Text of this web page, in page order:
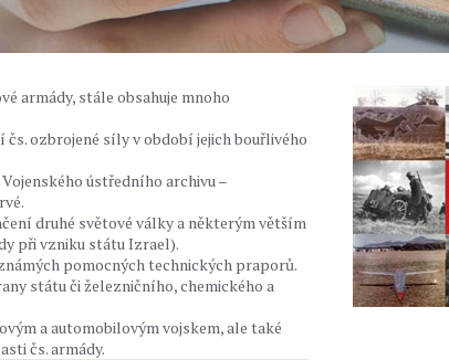
armády, stále obsahuje mnoho
ozbrojené síly v období jejich bouřlivého
ústředního archivu –
druhé světové války a některým větším
při vzniku státu Izrael).
pomocných technických praporů.
státu či železničního, chemického a
a automobilovým vojskem, ale také
čs. armády.